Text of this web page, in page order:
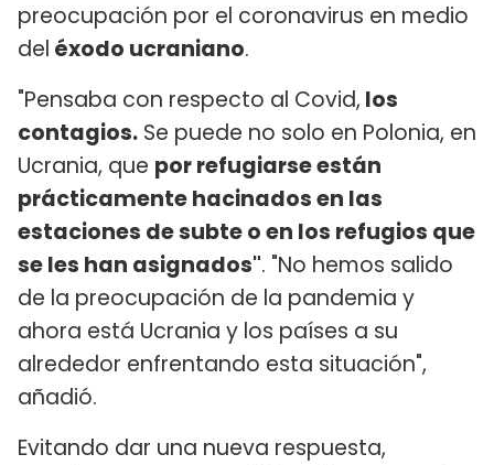
preocupación por el coronavirus en medio
del éxodo ucraniano.
"Pensaba con respecto al Covid, los
contagios. Se puede no solo en Polonia, en
Ucrania, que por refugiarse están
prácticamente hacinados en las
estaciones de subte o en los refugios que
se les han asignados". "No hemos salido
de la preocupación de la pandemia y
ahora está Ucrania y los países a su
alrededor enfrentando esta situación",
añadió.
Evitando dar una nueva respuesta,